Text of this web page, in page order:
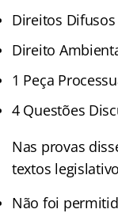
Direitos
Direito
1 Peça
4 Questões
Nas provas
textos
Não foi